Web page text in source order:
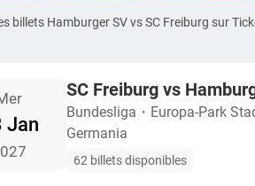
billets Hamburger SV vs SC Freiburg sur
Jan
SC Freiburg vs
Bundesliga ・ Europa-Park
Germania
62 billets disponibles